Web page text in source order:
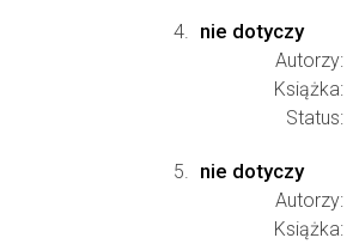
nie dotyczy
Autorzy:
Książka:
Status:
nie dotyczy
Autorzy:
Książka: